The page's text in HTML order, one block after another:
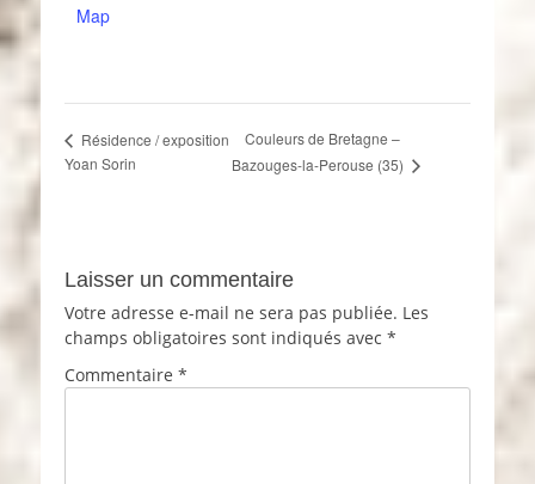
Map
Résidence / exposition
Yoan Sorin
Couleurs de Bretagne –
Bazouges-la-Perouse (35)
Laisser un commentaire
Votre adresse e-mail ne sera pas publiée. Les
champs obligatoires sont indiqués avec *
Commentaire *